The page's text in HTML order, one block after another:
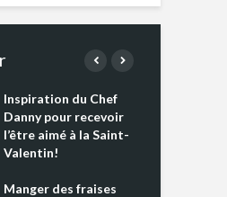
Inspiration du Chef
Danny pour recevoir
l’être aimé à la Saint-
Valentin!
Manger des fraises